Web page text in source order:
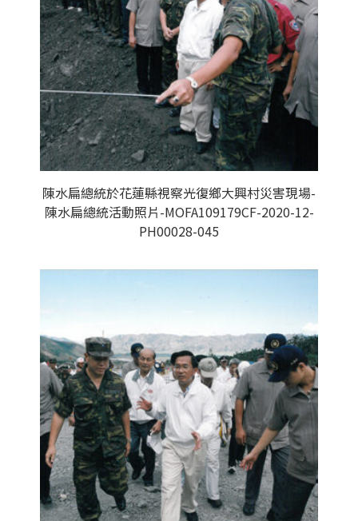
陳水扁總統於花蓮縣視察光復鄉大興村災害現場-
陳水扁總統活動照片-MOFA109179CF-2020-12-
PH00028-045